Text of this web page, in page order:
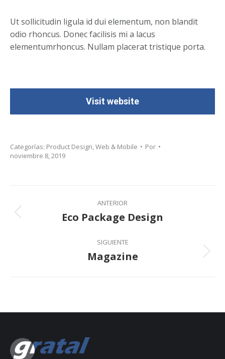
Ut sollicitudin ligula id dui elementum, non blandit
odio rhoncus. Donec facilisis mi a lacus
elementumrhoncus. Nullam placerat tristique porta.
Visit website
Categorías: Product Design,Web & Mobile
Por
noviembre 8, 2019
Navegación
entre
ANTERIOR
Proyecto
Eco Package Design
SIGUIENTE
Proyecto
Magazine